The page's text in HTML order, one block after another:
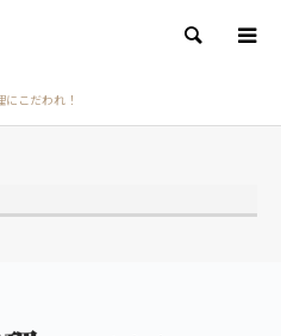
検索
にこだわれ！